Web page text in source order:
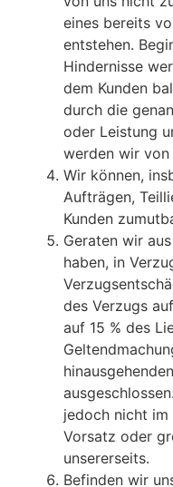
eines bereits
entstehen.
Hindernisse
dem Kunden
durch die
oder Leistung
werden wir
Wir können,
Aufträgen,
Kunden
Geraten wir
haben, in
des Verzugs
auf 15 % des
jedoch nicht im
Vorsatz oder
unsererseits.
Befinden wir